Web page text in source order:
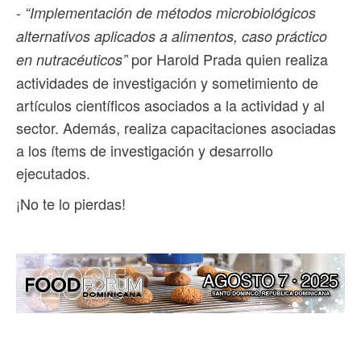
- “Implementación de métodos microbiológicos
alternativos aplicados a alimentos, caso práctico
en nutracéuticos”por Harold Prada quien realiza
actividades de investigación y sometimiento de
artículos científicos asociados a la actividad y al
sector. Además, realiza capacitaciones asociadas
a los ítems de investigación y desarrollo
ejecutados.
¡No te lo pierdas!